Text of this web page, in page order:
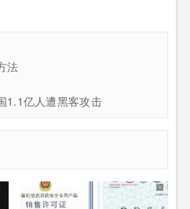
法
1.1亿人遭黑客攻击